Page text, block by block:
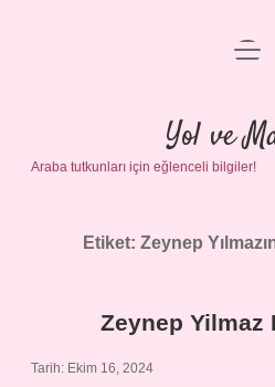
Gizlilik
Yasal
Yol ve
Araba tutkunları için eğlenceli bilgiler!
Etiket: Zeynep
Zeynep Yilmaz
Tarih: Ekim 16, 2024